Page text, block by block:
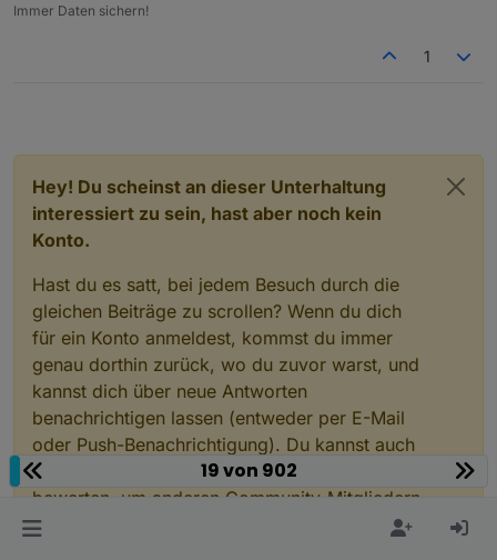
Immer Daten sichern!
1
Hey! Du scheinst an dieser Unterhaltung
interessiert zu sein, hast aber noch kein
Konto.
Hast du es satt, bei jedem Besuch durch die
gleichen Beiträge zu scrollen? Wenn du dich
für ein Konto anmeldest, kommst du immer
genau dorthin zurück, wo du zuvor warst, und
kannst dich über neue Antworten
benachrichtigen lassen (entweder per E-Mail
oder Push-Benachrichtigung). Du kannst auch
Lesezeichen speichern und Beiträge positiv
bewerten, um anderen Community-Mitgliedern
deine Wertschätzung zu zeigen.
19 von 902